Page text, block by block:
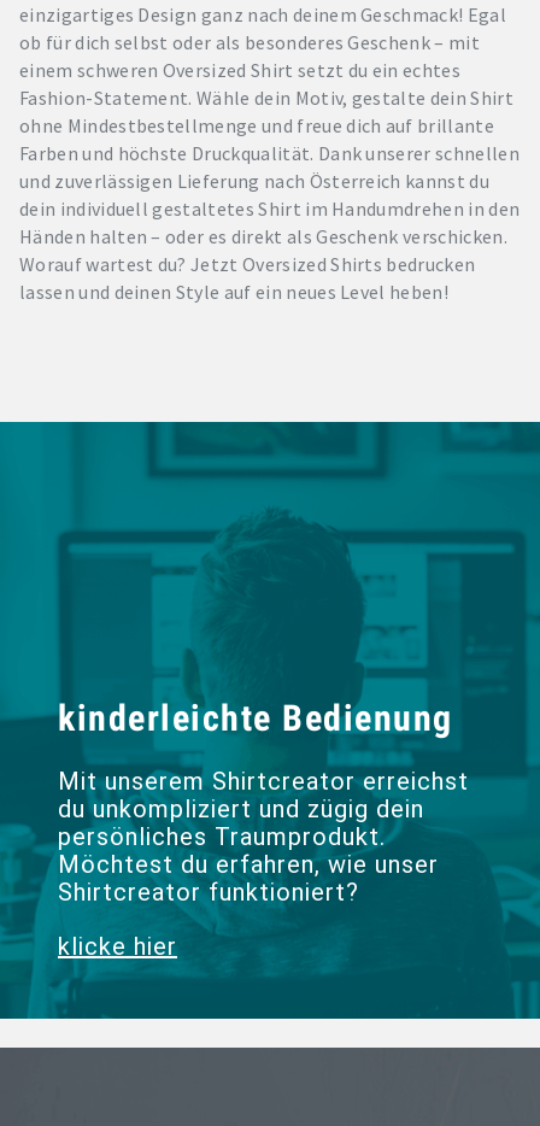
einzigartiges Design ganz nach deinem Geschmack! Egal
ob für dich selbst oder als besonderes Geschenk – mit
einem schweren Oversized Shirt setzt du ein echtes
Fashion-Statement. Wähle dein Motiv, gestalte dein Shirt
ohne Mindestbestellmenge und freue dich auf brillante
Farben und höchste Druckqualität. Dank unserer schnellen
und zuverlässigen Lieferung nach Österreich kannst du
dein individuell gestaltetes Shirt im Handumdrehen in den
Händen halten – oder es direkt als Geschenk verschicken.
Worauf wartest du? Jetzt Oversized Shirts bedrucken
lassen und deinen Style auf ein neues Level heben!
kinderleichte Bedienung
Mit unserem Shirtcreator erreichst
du unkompliziert und zügig dein
persönliches Traumprodukt.
Möchtest du erfahren, wie unser
Shirtcreator funktioniert?
klicke hier